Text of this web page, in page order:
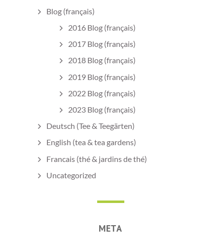
Blog (français)
2016 Blog (français)
2017 Blog (français)
2018 Blog (français)
2019 Blog (français)
2022 Blog (français)
2023 Blog (français)
Deutsch (Tee & Teegärten)
English (tea & tea gardens)
Francais (thé & jardins de thé)
Uncategorized
META